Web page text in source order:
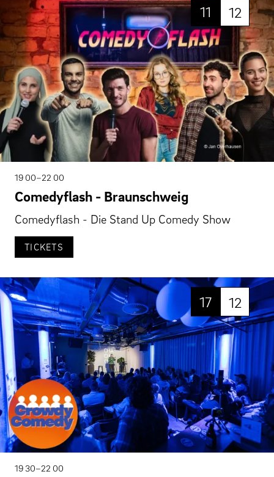
11 12
19 00–22 00
Comedyflash - Braunschweig
Comedyflash - Die Stand Up Comedy Show
TICKETS
17 12
19 30–22 00